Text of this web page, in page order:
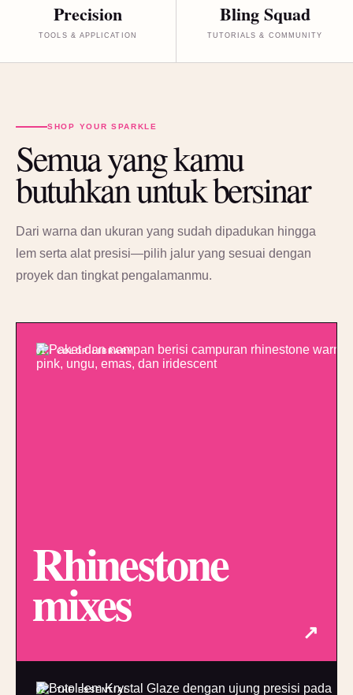
Precision
TOOLS & APPLICATION
Bling Squad
TUTORIALS & COMMUNITY
SHOP YOUR SPARKLE
Semua yang kamu
butuhkan untuk bersinar
Dari warna dan ukuran yang sudah dipadukan hingga
lem serta alat presisi—pilih jalur yang sesuai dengan
proyek dan tingkat pengalamanmu.
01 / COLOR LIBRARY
Rhinestone
mixes ↗
02 / THE ESSENTIAL